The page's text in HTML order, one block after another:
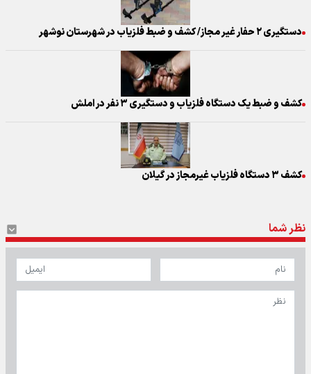
دستگیری ۲ حفار غیر مجاز/ کشف‌ و ضبط فلزیاب در شهرستان نوشهر
کشف و ضبط یک دستگاه فلزیاب و دستگیری ۳ نفر در املش
کشف ۳ دستگاه فلزیاب غیرمجاز در گیلان
نظر شما